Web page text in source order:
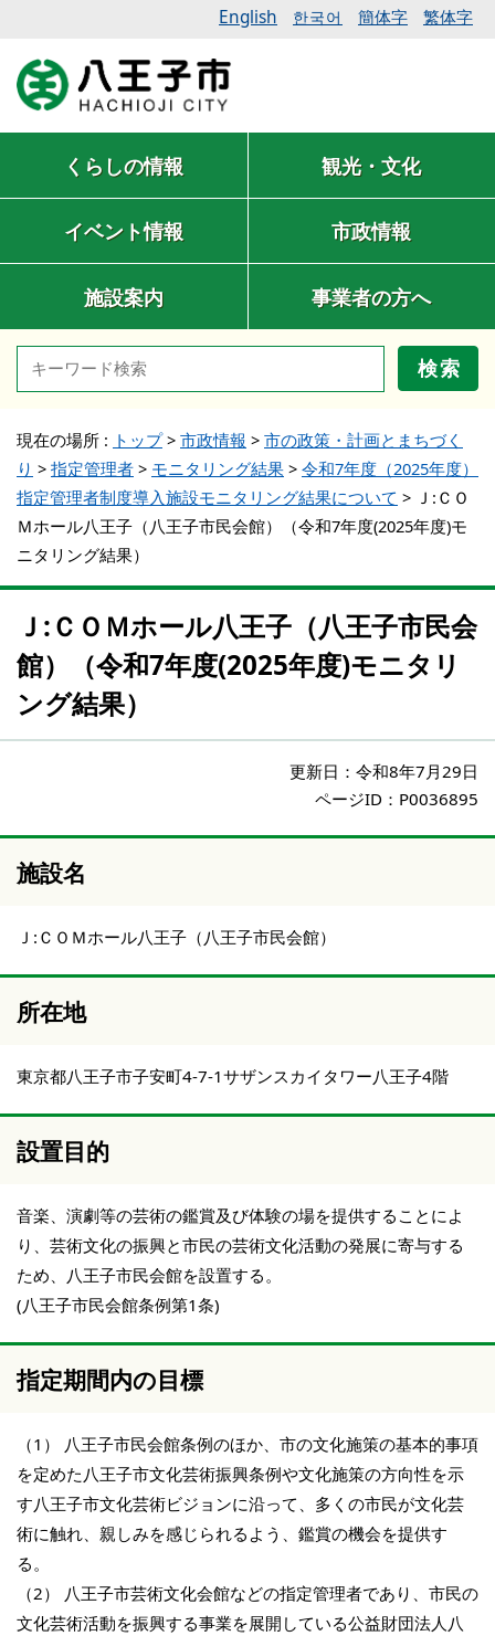
English 한국어 簡体字 繁体字
くらしの情報 観光・文化
イベント情報 市政情報
施設案内 事業者の方へ
検索
現在の場所 : トップ> 市政情報 > 市の政策・計画とまちづく
り > 指定管理者 > モニタリング結果 > 令和7年度（2025年度）
指定管理者制度導入施設モニタリング結果について > Ｊ:ＣＯ
Ｍホール八王子（八王子市民会館）（令和7年度(2025年度)モ
ニタリング結果）
Ｊ:ＣＯＭホール八王子（八王子市民会
館）（令和7年度(2025年度)モニタリ
ング結果）
更新日： 令和8年7月29日
ページID：P0036895
施設名
Ｊ:ＣＯＭホール八王子（八王子市民会館）
所在地
東京都八王子市子安町4-7-1サザンスカイタワー八王子4階
設置目的
音楽、演劇等の芸術の鑑賞及び体験の場を提供することによ
り、芸術文化の振興と市民の芸術文化活動の発展に寄与する
ため、八王子市民会館を設置する。
(八王子市民会館条例第1条)
指定期間内の目標
（1） 八王子市民会館条例のほか、市の文化施策の基本的事項
を定めた八王子市文化芸術振興条例や文化施策の方向性を示
す八王子市文化芸術ビジョンに沿って、多くの市民が文化芸
術に触れ、親しみを感じられるよう、鑑賞の機会を提供す
る。
（2） 八王子市芸術文化会館などの指定管理者であり、市民の
文化芸術活動を振興する事業を展開している公益財団法人八